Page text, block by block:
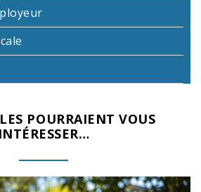
POURRAIENT VOUS
INTÉRESSER…